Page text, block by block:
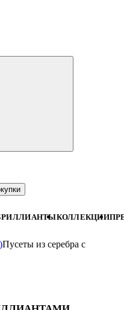
КОЛЛЕКЦИИ
Пусеты из серебра с